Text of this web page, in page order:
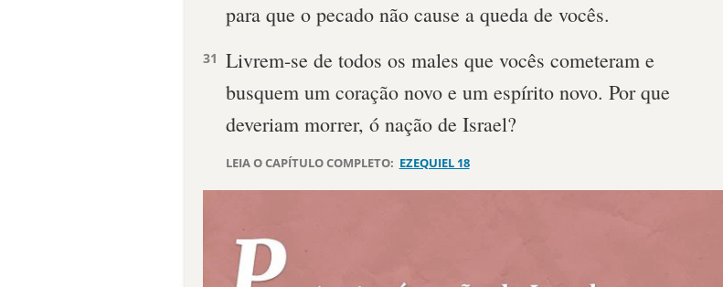
para que o pecado não cause a queda de vocês.
31 Livrem-se de todos os males que vocês cometeram e
busquem um coração novo e um espírito novo. Por que
deveriam morrer, ó nação de Israel?
LEIA O CAPÍTULO COMPLETO: EZEQUIEL 18